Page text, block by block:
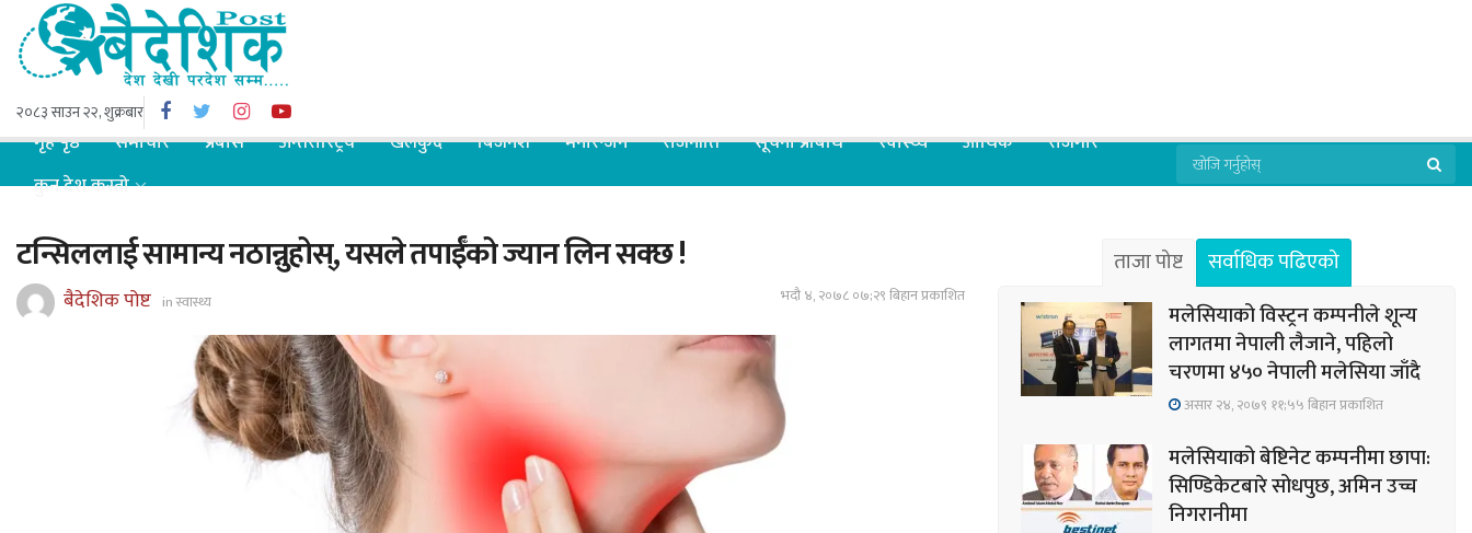
२०८३ साउन २२, शुक्रबार
गृह पृष्ठ समाचार प्रबास अन्तरास्ट्रिय खेलकुद बिजनेश मनोरन्जन राजनीति सूचना प्रबिधि स्वास्थ्य आर्थिक
रोजगार
कुन देश कस्तो
टन्सिललाई सामान्य नठान्नुहोस्, यसले तपाईँको ज्यान लिन सक्छ !
बैदेशिक पोष्ट inस्वास्थ्य भदौ ४, २०७८ ०७;२९ बिहान प्रकाशित
ताजा पोष्ट
सर्वाधिक पढिएको
मलेसियाको विस्ट्रन कम्पनीले शून्य
लागतमा नेपाली लैजाने, पहिलो
चरणमा ४५० नेपाली मलेसिया जाँदै
असार २४, २०७९ ११;५५ बिहान प्रकाशित
मलेसियाको बेष्टिनेट कम्पनीमा छापा:
सिण्डिकेटबारे सोधपुछ, अमिन उच्च
निगरानीमा